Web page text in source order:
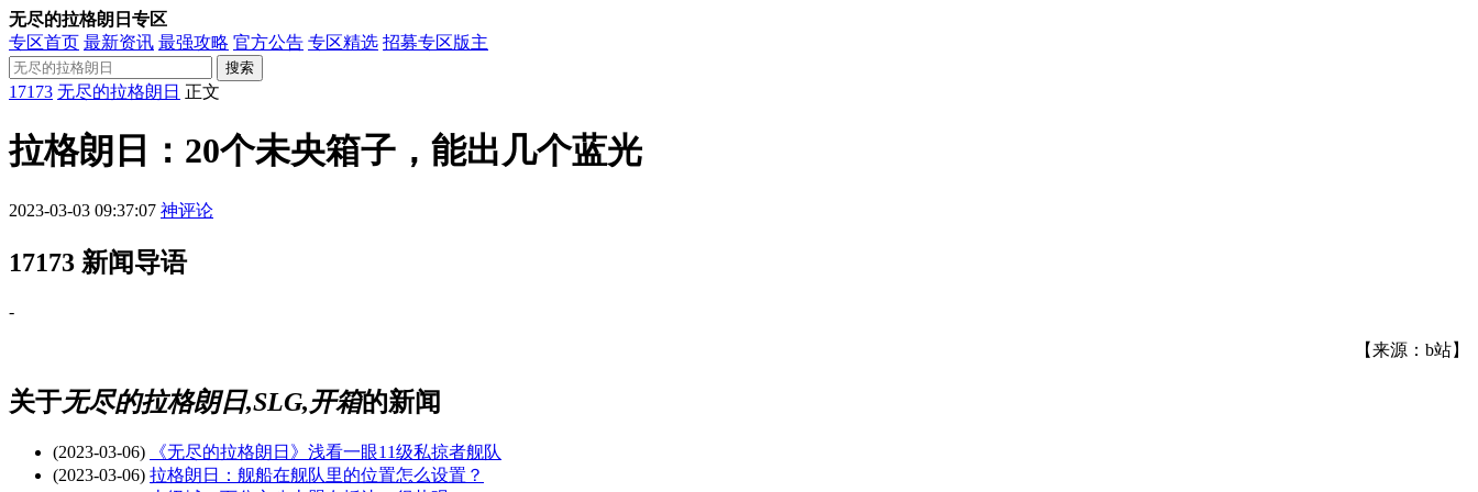
无尽的拉格朗日专区
专区首页 最新资讯 最强攻略 官方公告 专区精选 招募专区版主
搜索
17173 无尽的拉格朗日 正文
拉格朗日：20个未央箱子，能出几个蓝光
2023-03-03 09:37:07 神评论
17173 新闻导语
-
【来源：b站】
关于无尽的拉格朗日,SLG,开箱的新闻
(2023-03-06)
《无尽的拉格朗日》浅看一眼11级私掠者舰队
(2023-03-06) 拉格朗日：舰船在舰队里的位置怎么设置？